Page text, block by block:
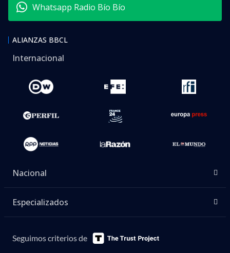
Whatsapp Radio Bío Bío
ALIANZAS BBCL
Internacional
Nacional
Especializados
Seguimos criterios de